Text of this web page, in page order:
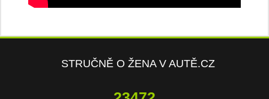
STRUČNĚ O ŽENA V AUTĚ.CZ